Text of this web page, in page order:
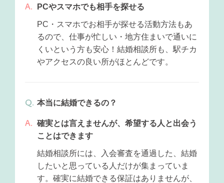
PCやスマホでも相手を探せる
PC・スマホでお相手が探せる活動方法もあ
るので、仕事が忙しい・地方住まいで通いに
くいという方も安心！結婚相談所も、駅チカ
やアクセスの良い所がほとんどです。
本当に結婚できるの？
確実とは言えませんが、希望する人と出会う
ことはできます
結婚相談所には、入会審査を通過した、結婚
したいと思っている人だけが集まっていま
す。確実に結婚できる保証はありませんが、